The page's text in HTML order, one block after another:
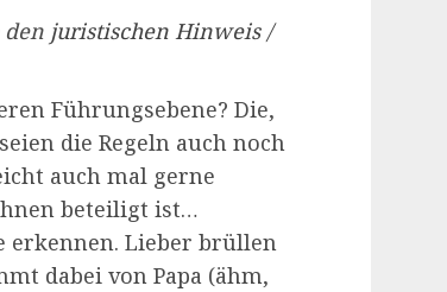
den juristischen Hinweis /
Führungsebene? Die,
die Regeln auch noch
auch mal gerne
beteiligt ist…
erkennen. Lieber brüllen
dabei von Papa (ähm,